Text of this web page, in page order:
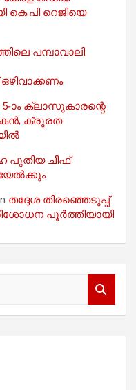
കെ.പി റെജിയെ
പമ്പാവാലി
5-ാം ക്ലാസുകാരന്റെ
ക്രൂരത
പുതിയ ചീഫ്
തദ്ദേശ തിരഞ്ഞെടുപ്പ്
പൂർത്തിയായി